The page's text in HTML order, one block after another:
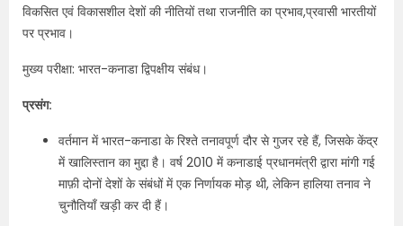
विकसित एवं विकासशील देशों की नीतियों तथा राजनीति का प्रभाव,प्रवासी भारतीयों
पर प्रभाव।
मुख्य परीक्षा: भारत-कनाडा द्विपक्षीय संबंध।
प्रसंग:
वर्तमान में भारत-कनाडा के रिश्ते तनावपूर्ण दौर से गुजर रहे हैं, जिसके केंद्र
में खालिस्तान का मुद्दा है। वर्ष 2010 में कनाडाई प्रधानमंत्री द्वारा मांगी गई
माफ़ी दोनों देशों के संबंधों में एक निर्णायक मोड़ थी, लेकिन हालिया तनाव ने
चुनौतियाँ खड़ी कर दी हैं।